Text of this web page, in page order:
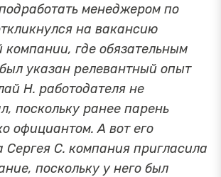
менеджером по
на вакансию
где обязательным
указан релевантный опыт
Н. работодателя не
поскольку ранее парень
официантом. А вот его
Сергея С. компания пригласила
поскольку у него был